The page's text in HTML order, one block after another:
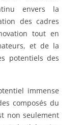
envers la
des cadres
tout en
et de la
potentiels des
immense
composés du
non seulement